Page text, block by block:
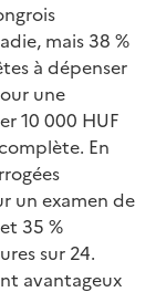
mais 38 %
à dépenser
une
10 000 HUF
En
un examen de
35 %
sur 24.
avantageux